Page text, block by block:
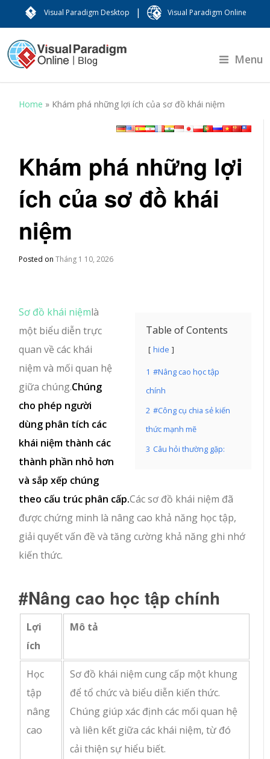
Visual Paradigm Desktop | Visual Paradigm Online
Menu
Home » Khám phá những lợi ích của sơ đồ khái niệm
Khám phá những lợi
ích của sơ đồ khái
niệm
Posted onTháng 1 10, 2026
Table of Contents
hide
1 #Nâng cao học tập
chính
2 #Công cụ chia sẻ kiến
thức mạnh mẽ
3 Câu hỏi thường gặp:
Sơ đồ khái niệmlà
một biểu diễn trực
quan về các khái
niệm và mối quan hệ
giữa chúng.Chúng
cho phép người
dùng phân tích các
khái niệm thành các
thành phần nhỏ hơn
và sắp xếp chúng
theo cấu trúc phân cấp.Các sơ đồ khái niệm đã
được chứng minh là nâng cao khả năng học tập,
giải quyết vấn đề và tăng cường khả năng ghi nhớ
kiến thức.
#Nâng cao học tập chính
Lợi
ích
Mô tả
Học
tập
nâng
cao
Sơ đồ khái niệm cung cấp một khung
để tổ chức và biểu diễn kiến thức.
Chúng giúp xác định các mối quan hệ
và liên kết giữa các khái niệm, từ đó
cải thiện sự hiểu biết.